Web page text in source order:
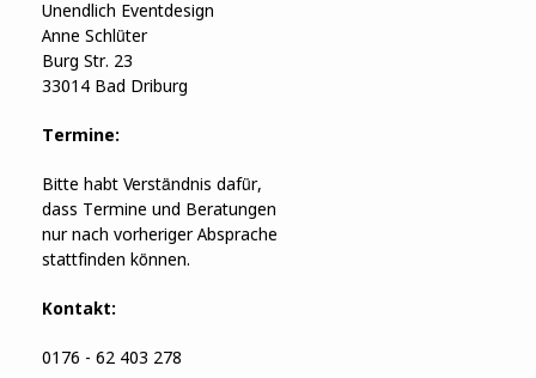
Unendlich Eventdesign
Anne Schlüter
Burg Str. 23
33014 Bad Driburg
Termine:
Bitte habt Verständnis dafür,
dass Termine und Beratungen
nur nach vorheriger Absprache
stattfinden können.
Kontakt:
0176 - 62 403 278